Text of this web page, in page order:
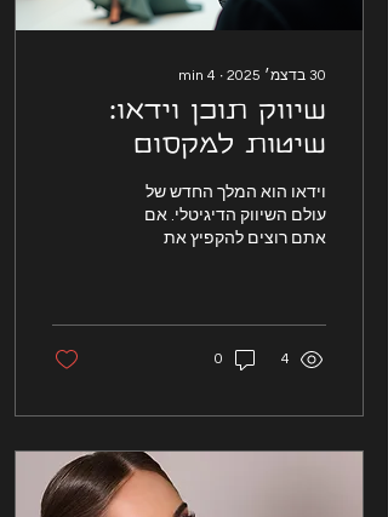
30 בדצמ׳ 2025 ∙
4
min
שיווק תוכן וידאו:
שיטות למקסום
חשיפה עם תוכן
וידאו
וידאו הוא המלך החדש של
עולם השיווק הדיגיטלי. אם
אתם רוצים להקפיץ את
4
0